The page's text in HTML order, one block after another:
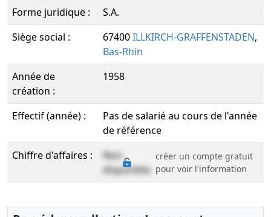
Forme juridique :
S.A.
Siège social :
67400ILLKIRCH-GRAFFENSTADEN,
Bas-Rhin
Année de
création :
1958
Effectif (année) :
Pas de salarié au cours de l'année
de référence
Chiffre d'affaires :
Non
disponible
créer un compte gratuit
pour voir l'information